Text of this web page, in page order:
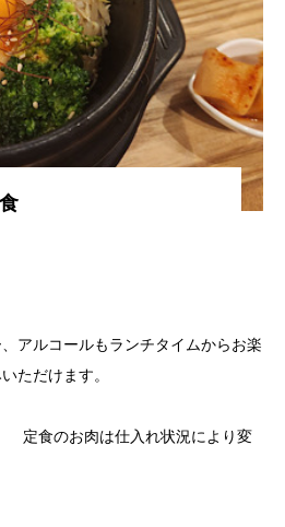
アルコールもランチタイムからお楽
ただけます。
入れ状況により変